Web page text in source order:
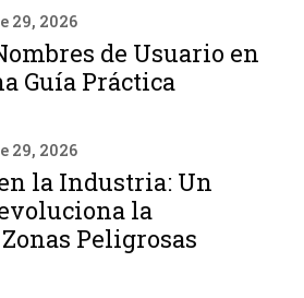
29, 2026
de Usuario en
Guía Práctica
29, 2026
la Industria: Un
la
Peligrosas